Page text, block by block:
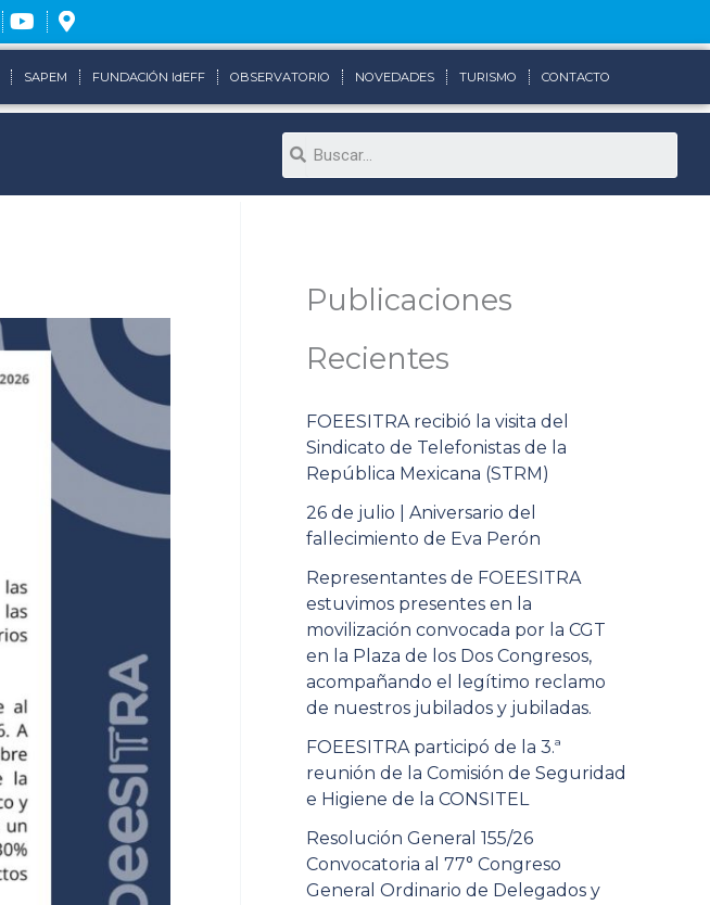
SAPEM FUNDACIÓN IdEFF OBSERVATORIO NOVEDADES TURISMO CONTACTO
Search
Publicaciones
Recientes
FOEESITRA recibió la visita del
Sindicato de Telefonistas de la
República Mexicana (STRM)
26 de julio | Aniversario del
fallecimiento de Eva Perón
Representantes de FOEESITRA
estuvimos presentes en la
movilización convocada por la CGT
en la Plaza de los Dos Congresos,
acompañando el legítimo reclamo
de nuestros jubilados y jubiladas.
FOEESITRA participó de la 3.ª
reunión de la Comisión de Seguridad
e Higiene de la CONSITEL
Resolución General 155/26
Convocatoria al 77° Congreso
General Ordinario de Delegados y